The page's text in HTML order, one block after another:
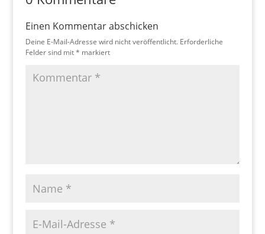
Einen Kommentar abschicken
Deine E-Mail-Adresse wird nicht veröffentlicht. Erforderliche
Felder sind mit* markiert